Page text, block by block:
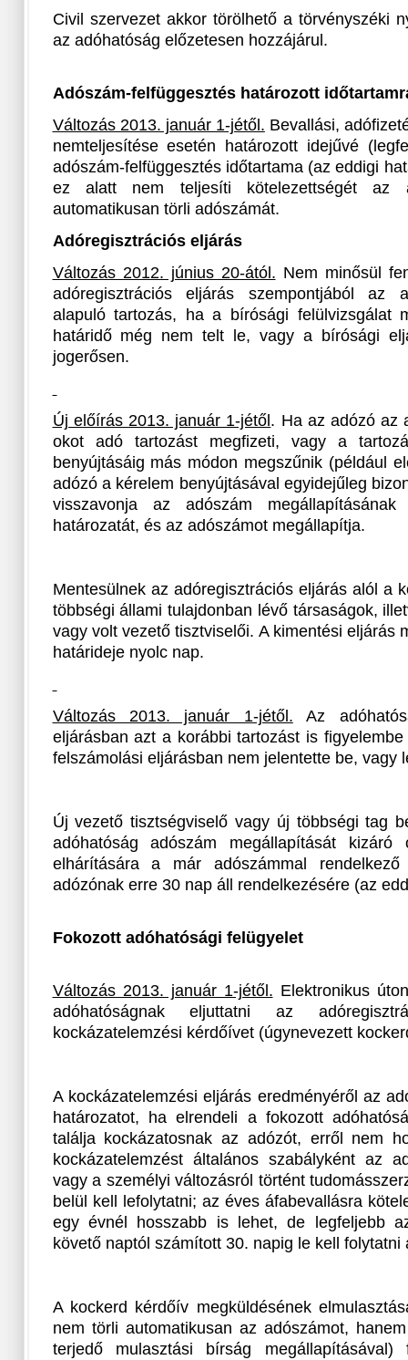
Civil szervezet akkor törölhető a törvényszéki
az adóhatóság előzetesen hozzájárul.
Adószám-felfüggesztés határozott
Változás 2013. január 1-jétől. Bevallási,
nemteljesítése esetén határozott idejűvé
adószám-felfüggesztés időtartama (az eddigi
ez alatt nem teljesíti kötelezettségét az
automatikusan törli adószámát.
Adóregisztrációs eljárás
Változás 2012. június 20-ától. Nem minősül
adóregisztrációs eljárás szempontjából az
alapuló tartozás, ha a bírósági felülvizsgálat
határidő még nem telt le, vagy a bírósági
jogerősen.
Új előírás 2013. január 1-jétől . Ha az adózó az
okot adó tartozást megfizeti, vagy a
benyújtásáig más módon megszűnik (például
adózó a kérelem benyújtásával egyidejűleg
visszavonja az adószám megállapításának
határozatát, és az adószámot megállapítja.
Mentesülnek az adóregisztrációs eljárás alól a
többségi állami tulajdonban lévő társaságok,
vagy volt vezető tisztviselői. A kimentési eljárás
határideje nyolc nap.
Változás 2013. január 1-jétől. Az
eljárásban azt a korábbi tartozást is
felszámolási eljárásban nem jelentette be, vagy
Új vezető tisztségviselő vagy új többségi tag
adóhatóság adószám megállapítását
elhárítására a már adószámmal
adózónak erre 30 nap áll rendelkezésére (az
Fokozott adóhatósági felügyelet
Változás 2013. január 1-jétől. Elektronikus
adóhatóságnak eljuttatni az
kockázatelemzési kérdőívet (úgynevezett
A kockázatelemzési eljárás eredményéről az
határozatot, ha elrendeli a fokozott
találja kockázatosnak az adózót, erről nem
kockázatelemzést általános szabályként az
vagy a személyi változásról történt
belül kell lefolytatni; az éves áfabevallásra
egy évnél hosszabb is lehet, de legfeljebb
követő naptól számított 30. napig le kell folytatni
A kockerd kérdőív megküldésének
nem törli automatikusan az adószámot,
terjedő mulasztási bírság